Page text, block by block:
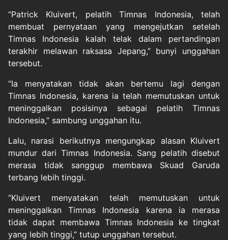
“Patrick Kluivert, pelatih Timnas Indonesia, telah
membuat pernyataan yang mengejutkan setelah
Timnas Indonesia kalah telak dalam pertandingan
terakhir melawan raksasa Jepang,” bunyi unggahan
tersebut.
“Ia menyatakan tidak akan bertemu lagi dengan
Timnas Indonesia, karena ia telah memutuskan untuk
meninggalkan posisinya sebagai pelatih Timnas
Indonesia,” sambung unggahan itu.
Lalu, narasi berikutnya mengungkap alasan Kluivert
mundur dari Timnas Indonesia. Sang pelatih disebut
merasa tidak sanggup membawa Skuad Garuda
terbang lebih tinggi.
“Kluivert menyatakan telah memutuskan untuk
meninggalkan Timnas Indonesia karena ia merasa
tidak dapat membawa Timnas Indonesia ke tingkat
yang lebih tinggi,” tutup unggahan tersebut.